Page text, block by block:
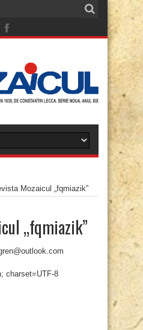
Mozaicul „fqmiazik”
„fqmiazik”
charset=UTF-8